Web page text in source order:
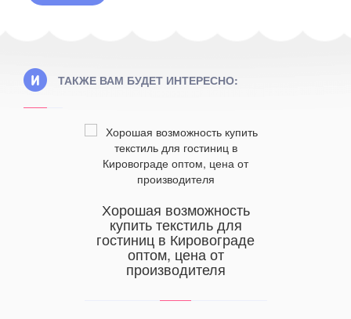
ТАКЖЕ ВАМ БУДЕТ ИНТЕРЕСНО:
Хорошая возможность
купить текстиль для
гостиниц в Кировограде
оптом, цена от
производителя